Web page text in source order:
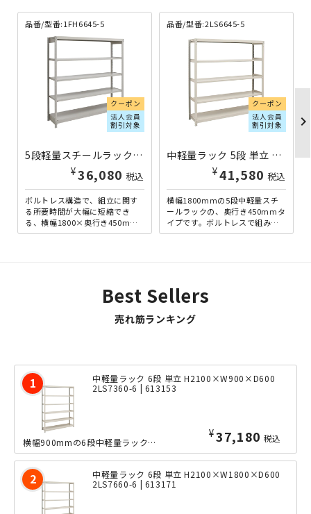
品番/型番:1FH6645-5
クーポン
法人会員
割引対象
5段軽量スチールラック NBタイプ H1800×W1800×D450 単立 1FH6645-5 | 613393
¥36,080 税込
ボルトレス構造で、組立に関す
る所要時間が大幅に短縮でき
る、横幅1800×奥行き450mm
の5段軽量ラックです。軽量型な
品番/型番:2LS6645-5
クーポン
法人会員
割引対象
中軽量ラック 5段 単立 H1800×W1800×D450 2LS6645-5 | 613145
¥41,580 税込
横幅1800mmの5段中軽量スチ
ールラックの、奥行き450mmタ
イプです。ボルトレスで組み立
てられる手軽さと、多目的な用
chevron_right
Best Sellers
売れ筋ランキング
中軽量ラック 6段 単立 H2100×W900×D600
2LS7360-6 | 613153
¥37,180 税込
横幅900mmの6段中軽量ラックの、奥行きたっぷりな600mmタイプ。ボルトレス...
中軽量ラック 6段 単立 H2100×W1800×D600
2LS7660-6 | 613171